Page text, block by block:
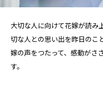
大切な人に向けて花嫁が読み
切な人との思い出を昨日のこ
嫁の声をつたって、感動がさ
す。